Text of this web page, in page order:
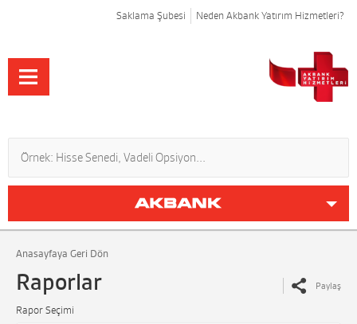
Saklama Şubesi Neden Akbank Yatırım Hizmetleri?
Anasayfaya Geri Dön
Raporlar Paylaş
Rapor Seçimi